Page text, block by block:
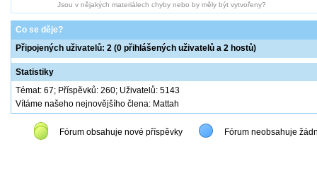
Jsou v nějakých materiálech chyby nebo by měly být vytvořeny?
Co se děje?
Připojených uživatelů: 2 (0 přihlášených uživatelů a 2 hostů)
Statistiky
Témat: 67; Příspěvků: 260; Uživatelů: 5143
Vítáme našeho nejnovějšího člena: Mattah
Fórum obsahuje nové příspěvky Fórum neobsahuje